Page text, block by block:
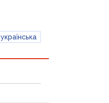
українська